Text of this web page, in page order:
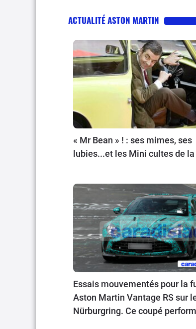
ACTUALITÉ ASTON MARTIN
« Mr Bean » ! : ses mimes, ses
lubies...et les Mini cultes de
Essais mouvementés pour la
Aston Martin Vantage RS sur
Nürburgring. Ce coupé